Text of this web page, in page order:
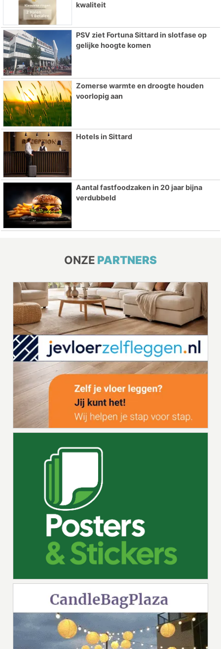
kwaliteit
PSV ziet Fortuna Sittard in slotfase op
gelijke hoogte komen
Zomerse warmte en droogte houden
voorlopig aan
Hotels in Sittard
Aantal fastfoodzaken in 20 jaar bijna
verdubbeld
ONZE PARTNERS